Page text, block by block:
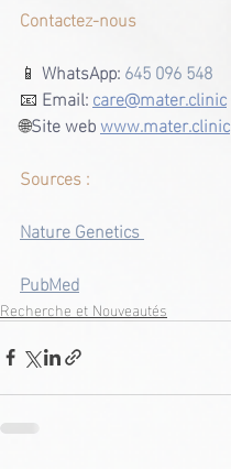
Contactez-nous
📱 WhatsApp: 645 096 548
📧 Email:care@mater.clinic
🌐Site webwww.mater.clinic
Sources :
Nature Genetics
PubMed
Recherche et Nouveautés